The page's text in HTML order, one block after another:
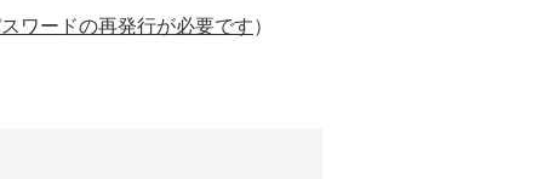
ワードの再発行が必要です）